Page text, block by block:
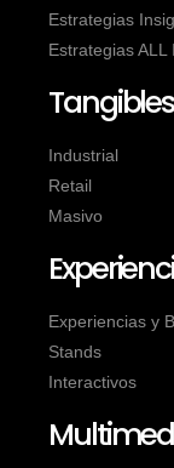
Estrategias
Estrategias ALL
Industrial
Retail
Masivo
Experiencias y
Stands
Interactivos